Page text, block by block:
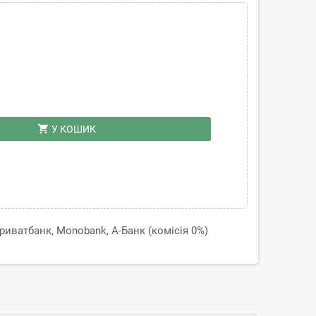
shopping_cart У КОШИК
Monobank, А-Банк (комісія 0%)